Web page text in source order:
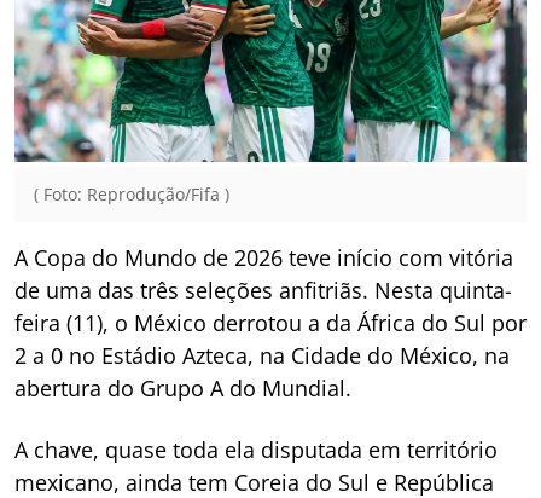
( Foto: Reprodução/Fifa )
A Copa do Mundo de 2026 teve início com vitória
de uma das três seleções anfitriãs. Nesta quinta-
feira (11), o México derrotou a da África do Sul por
2 a 0 no Estádio Azteca, na Cidade do México, na
abertura do Grupo A do Mundial.
A chave, quase toda ela disputada em território
mexicano, ainda tem Coreia do Sul e República